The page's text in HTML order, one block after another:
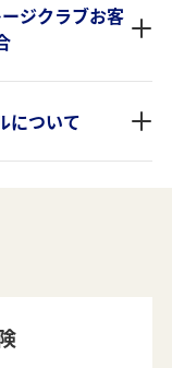
ジクラブお客
について